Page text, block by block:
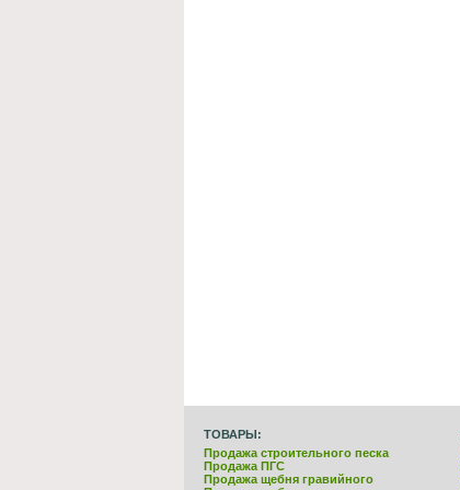
ТОВАРЫ:
Продажа строительного песка
Продажа ПГС
Продажа щебня гравийного